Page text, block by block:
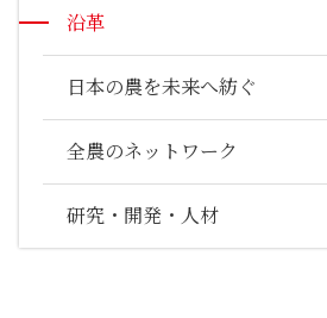
沿革
日本の農を未来へ紡ぐ
全農のネットワーク
研究・開発・人材